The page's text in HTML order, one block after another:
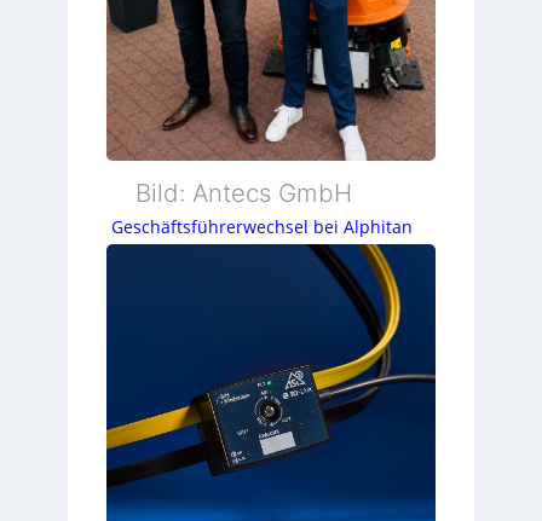
Bild: Antecs GmbH
Geschäftsführerwechsel bei Alphitan